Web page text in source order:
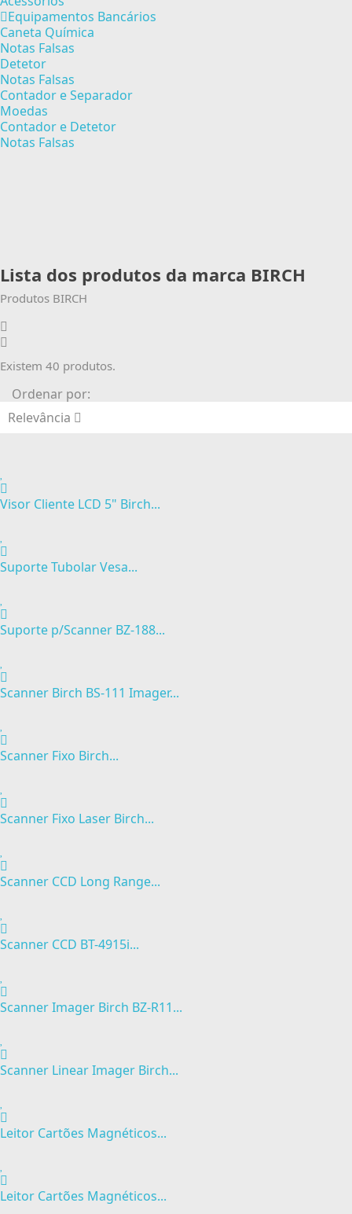
Equipamentos Bancários
Caneta Química
Notas Falsas
Detetor
Notas Falsas
Contador e Separador
Moedas
Contador e Detetor
Notas Falsas
Lista dos produtos da marca BIRCH
Produtos BIRCH
Existem 40 produtos.
Ordenar por:
Relevância
Visor Cliente LCD 5" Birch...
Suporte Tubolar Vesa...
Suporte p/Scanner BZ-188...
Scanner Birch BS-111 Imager...
Scanner Fixo Birch...
Scanner Fixo Laser Birch...
Scanner CCD Long Range...
Scanner CCD BT-4915i...
Scanner Imager Birch BZ-R11...
Scanner Linear Imager Birch...
Leitor Cartões Magnéticos...
Leitor Cartões Magnéticos...